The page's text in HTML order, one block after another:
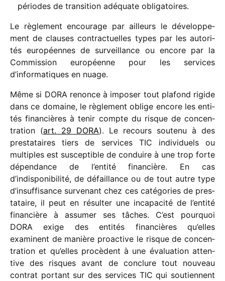
périodes de tran­si­tion adéquate obli­ga­toires.
Le règle­ment encou­rage par ailleurs le déve­lop­pe­
ment de clauses contrac­tuelles types par les auto­ri­
tés euro­péennes de surveillance ou encore par la
Commission euro­péenne pour les services
d’informatiques en nuage.
Même si DORA renonce à impo­ser tout plafond rigide
dans ce domaine, le règle­ment oblige encore les enti­
tés finan­cières à tenir compte du risque de concen­
tra­tion (art. 29 DORA). Le recours soutenu à des
pres­ta­taires tiers de services TIC indi­vi­duels ou
multiples est suscep­tible de conduire à une trop forte
dépen­dance de l’entité finan­cière. En cas
d’indisponibilité, de défaillance ou de tout autre type
d’insuffisance surve­nant chez ces caté­go­ries de pres­
ta­taire, il peut en résul­ter une inca­pa­cité de l’entité
finan­cière à assu­mer ses tâches. C’est pour­quoi
DORA exige des enti­tés finan­cières qu’elles
examinent de manière proac­tive le risque de concen­
tra­tion et qu’elles procèdent à une évalua­tion atten­
tive des risques avant de conclure tout nouveau
contrat portant sur des services TIC qui soutiennent